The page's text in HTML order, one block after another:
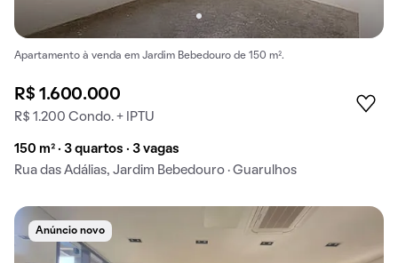
Apartamento à venda em Jardim Bebedouro de 150 m².
R$ 1.600.000
R$ 1.200 Condo. + IPTU
150 m² · 3 quartos · 3 vagas
Rua das Adálias, Jardim Bebedouro · Guarulhos
Anúncio novo